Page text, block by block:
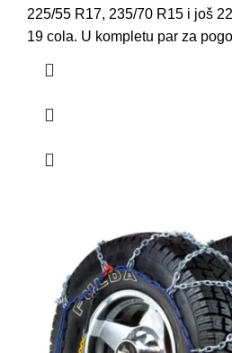
225/55 R17, 235/70 R15 i još
19 cola. U kompletu par za